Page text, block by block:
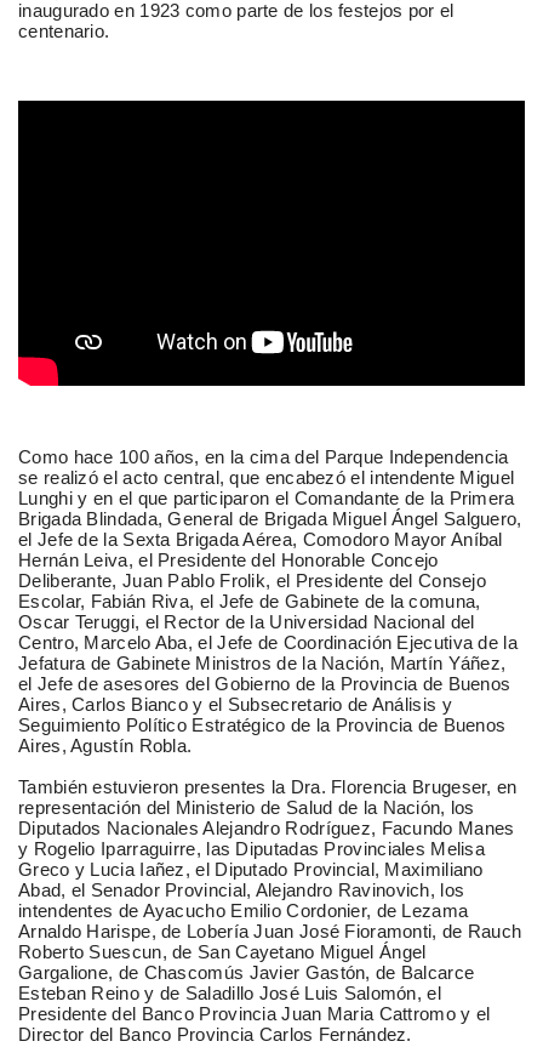
inaugurado en 1923 como parte de los festejos por el
centenario.
Como hace 100 años, en la cima del Parque Independencia
se realizó el acto central, que encabezó el intendente Miguel
Lunghi y en el que participaron el Comandante de la Primera
Brigada Blindada, General de Brigada Miguel Ángel Salguero,
el Jefe de la Sexta Brigada Aérea, Comodoro Mayor Aníbal
Hernán Leiva, el Presidente del Honorable Concejo
Deliberante, Juan Pablo Frolik, el Presidente del Consejo
Escolar, Fabián Riva, el Jefe de Gabinete de la comuna,
Oscar Teruggi, el Rector de la Universidad Nacional del
Centro, Marcelo Aba, el Jefe de Coordinación Ejecutiva de la
Jefatura de Gabinete Ministros de la Nación, Martín Yáñez,
el Jefe de asesores del Gobierno de la Provincia de Buenos
Aires, Carlos Bianco y el Subsecretario de Análisis y
Seguimiento Político Estratégico de la Provincia de Buenos
Aires, Agustín Robla.
También estuvieron presentes la Dra. Florencia Brugeser, en
representación del Ministerio de Salud de la Nación, los
Diputados Nacionales Alejandro Rodríguez, Facundo Manes
y Rogelio Iparraguirre, las Diputadas Provinciales Melisa
Greco y Lucia Iañez, el Diputado Provincial, Maximiliano
Abad, el Senador Provincial, Alejandro Ravinovich, los
intendentes de Ayacucho Emilio Cordonier, de Lezama
Arnaldo Harispe, de Lobería Juan José Fioramonti, de Rauch
Roberto Suescun, de San Cayetano Miguel Ángel
Gargalione, de Chascomús Javier Gastón, de Balcarce
Esteban Reino y de Saladillo José Luis Salomón, el
Presidente del Banco Provincia Juan Maria Cattromo y el
Director del Banco Provincia Carlos Fernández.